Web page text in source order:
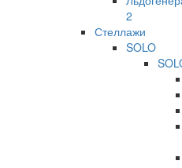
2
Стеллажи
SOLO